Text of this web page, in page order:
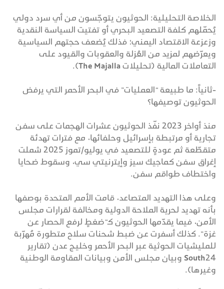
الخلاصة التحليلية: الحوثيون يتوجّسون من أي سرد دولي
يُحمّلهم كلفة التصعيد البحري أو تفتيت السياسة النقدية
وزعزعة الاقتصاد اليمني؛ فذلك يُضعف حجتهم السياسية
ويعرّضهم لمزيد من العُزلة والعقوبات والقيود على
التعاملات المالية (تحليلات The Majalla).
-ثانياً: ما طبيعة “العمليات” في البحر الأحمر التي يرفض
الحوثيون توصيفها؟
منذ أواخر 2023 نفّذ الحوثيون عشرات الهجمات على سفن
تجارية أو مرتبطة بإسرائيل وحلفائها، مع فترات تهدئة
متقطّعة ثم عودةٍ للتصعيد في يوليو/تموز 2025 شملت
إغراق سفن كـماجيك سيز وإيترنيتي سي، وسقوط ضحايا
واختطاف طواقم سفن.
وعلى هذا التهديد المتصاعد، قامت الأمم المتحدة بوصفها
بأنه تهديد لحرية الملاحة الدولية ومخالفة لقرارات مجلس
الأمن، فيما يقدّمها الحوثيون كـ“ضغطٍ لرفع الحصار عن
غزة”. كذلك أسفرت عن ضبط شحنات سلاح متطورة مُهرّبة
للمليشيات الحوثية عبر البحر الأحمر وخليج عدن (تقارير
South24 وبيان مجلس الأمن وبيانات المقاومة الوطنية
وغيرها).